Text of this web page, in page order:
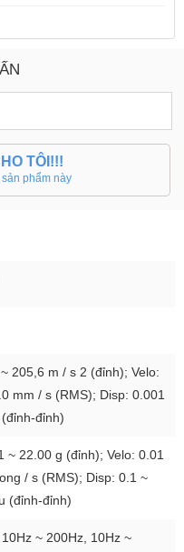
TÔI!!!
phẩm này
205,6 m / s 2 (đỉnh); Velo:
mm / s (RMS); Disp: 0.001
đỉnh)
~ 22.00 g (đỉnh); Velo: 0.01
/ s (RMS); Disp: 0.1 ~
(đỉnh-đỉnh)
~ 200Hz, 10Hz ~